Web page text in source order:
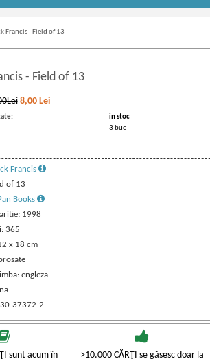
Francis - Field of 13
- Field of 13
8,00 Lei
in stoc
3 buc
Francis
of 13
Books
1998
365
x 18 cm
engleza
37372-2
sunt acum în
>10.000 CĂRŢI se găsesc doar la